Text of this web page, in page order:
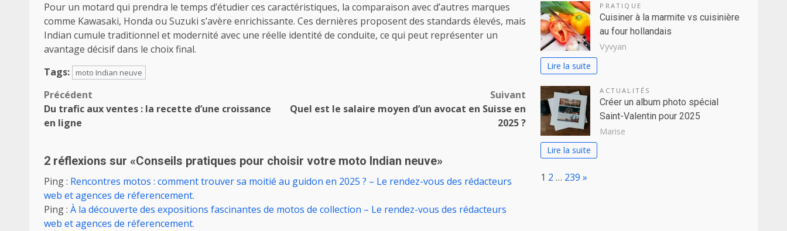
Pour un motard qui prendra le temps d’étudier ces caractéristiques, la comparaison avec d’autres marques
comme Kawasaki, Honda ou Suzuki s’avère enrichissante. Ces dernières proposent des standards élevés, mais
Indian cumule traditionnel et modernité avec une réelle identité de conduite, ce qui peut représenter un
avantage décisif dans le choix final.
Tags:
moto Indian neuve
Navigation
d’article
Précédent
Du trafic aux ventes : la recette d’une croissance
en ligne
Suivant
Quel est le salaire moyen d’un avocat en Suisse en
2025 ?
2 réflexions sur «Conseils pratiques pour choisir votre moto Indian neuve»
Ping : Rencontres motos : comment trouver sa moitié au guidon en 2025 ? – Le rendez-vous des rédacteurs
web et agences de réferencement.
Ping : À la découverte des expositions fascinantes de motos de collection – Le rendez-vous des rédacteurs
web et agences de réferencement.
PRATIQUE
Cuisiner à la marmite vs cuisinière
au four hollandais
Vyvyan
Lire la suite
ACTUALITÉS
Créer un album photo spécial
Saint-Valentin pour 2025
Marise
Lire la suite
Page:
1 2 … 239 Next
»